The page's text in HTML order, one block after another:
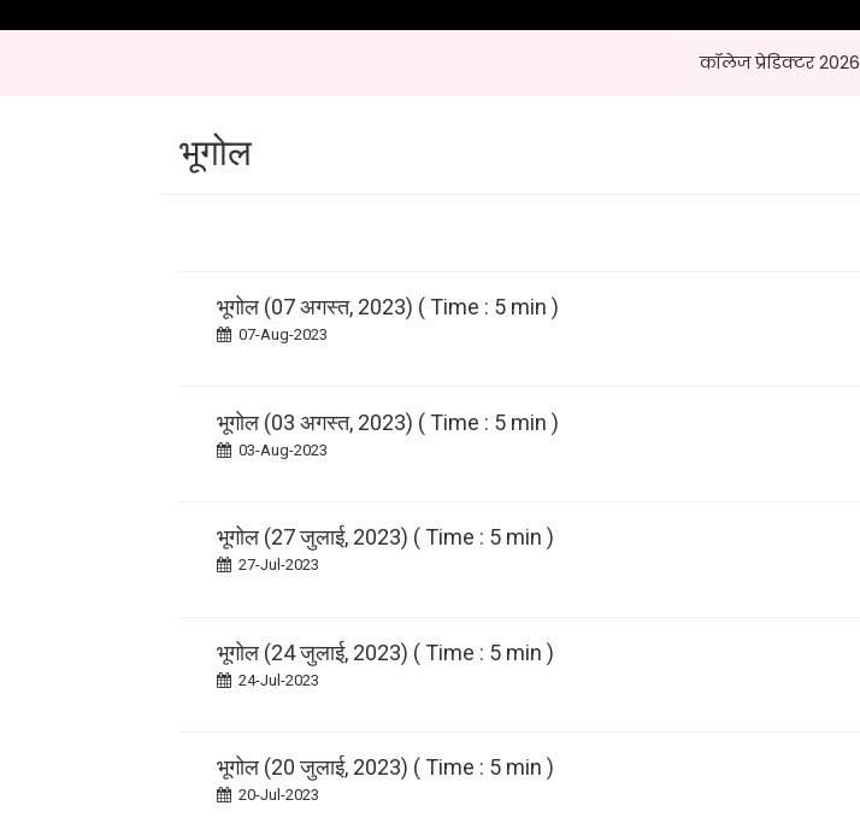
कॉलेज प्रेडिक्टर 2026
भूगोल
भूगोल (07 अगस्त, 2023) ( Time : 5 min )
07-Aug-2023
भूगोल (03 अगस्त, 2023) ( Time : 5 min )
03-Aug-2023
भूगोल (27 जुलाई, 2023) ( Time : 5 min )
27-Jul-2023
भूगोल (24 जुलाई, 2023) ( Time : 5 min )
24-Jul-2023
भूगोल (20 जुलाई, 2023) ( Time : 5 min )
20-Jul-2023